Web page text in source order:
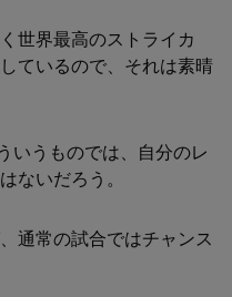
世界最高のストライカ
ているので、それは素晴
いうものでは、自分のレ
ないだろう。
通常の試合ではチャンス